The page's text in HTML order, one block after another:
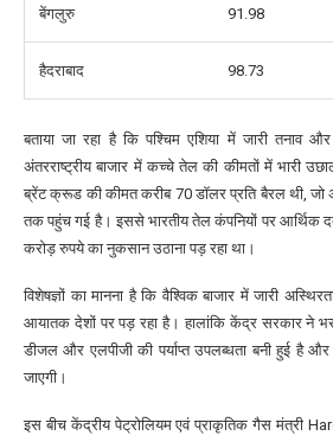
बेंगलुरु 91.98
हैदराबाद 98.73
बताया जा रहा है कि पश्चिम एशिया में जारी तनाव
अंतरराष्ट्रीय बाजार में कच्चे तेल की कीमतों में भारी
ब्रेंट क्रूड की कीमत करीब 70 डॉलर प्रति बैरल थी,
तक पहुंच गई है। इससे भारतीय तेल कंपनियों पर आर्थिक
करोड़ रुपये का नुकसान उठाना पड़ रहा था।
विशेषज्ञों का मानना है कि वैश्विक बाजार में जारी
आयातक देशों पर पड़ रहा है। हालांकि केंद्र सरकार ने
डीजल और एलपीजी की पर्याप्त उपलब्धता बनी हुई है
जाएगी।
इस बीच केंद्रीय पेट्रोलियम एवं प्राकृतिक गैस मंत्री